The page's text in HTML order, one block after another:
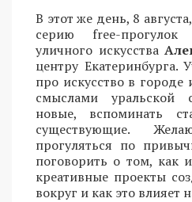
В этот же день, 8
серию free-прогулок
уличного искусства
центру Екатеринбурга.
про искусство в городе
смыслами уральской
новые, вспоминать
существующие.
прогуляться по
поговорить о том, как
креативные проекты
вокруг и как это влияет